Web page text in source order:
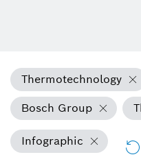
Thermotechnology
Bosch Group
Infographic